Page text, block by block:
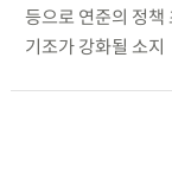
등으로 연준의 정책
기조가 강화될 소지